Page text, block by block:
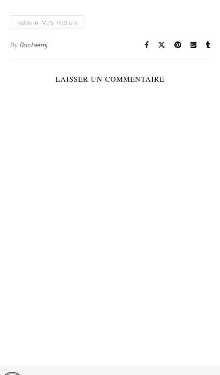
Today in MJ's HIStory
ByRachelmj
LAISSER UN COMMENTAIRE